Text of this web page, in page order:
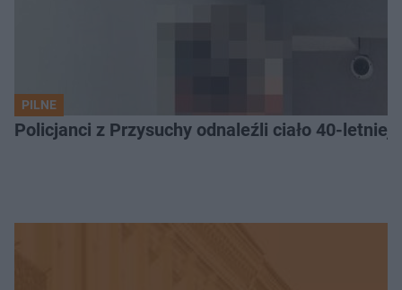
PILNE
Policjanci z Przysuchy odnaleźli ciało 40-letniej